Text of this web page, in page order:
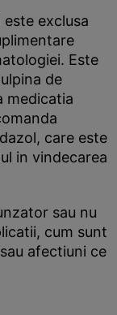
exclusa
Este
de
medicatia
care este
in vindecarea
sau nu
cum sunt
afectiuni ce